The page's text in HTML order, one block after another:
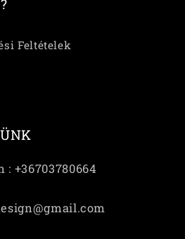
Feltételek
: +36703780664